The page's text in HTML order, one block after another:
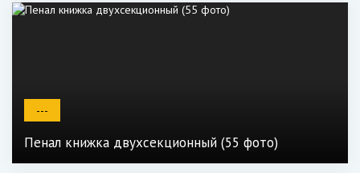
---
Пенал книжка двухсекционный (55 фото)